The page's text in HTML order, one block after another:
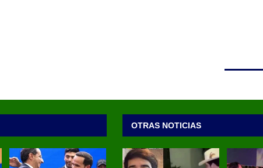
OTRAS NOTICIAS